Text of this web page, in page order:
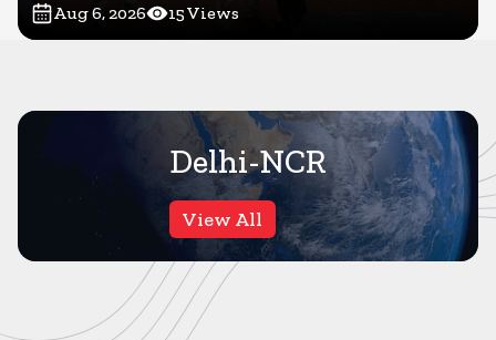
Aug 6, 2026 15Views
Delhi-NCR
View All